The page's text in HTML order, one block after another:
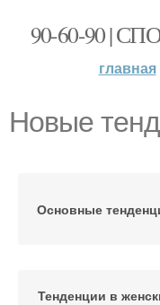
90-60-90 |
главная
Новые
Основные
Тенденции в